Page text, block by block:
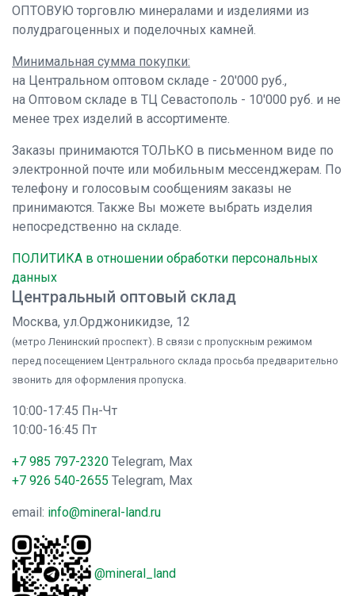
ОПТОВУЮ торговлю минералами и изделиями из
полудрагоценных и поделочных камней.
Минимальная сумма покупки:
на Центральном оптовом складе - 20'000 руб.,
на Оптовом складе в ТЦ Севастополь - 10'000 руб. и не
менее трех изделий в ассортименте.
Заказы принимаются ТОЛЬКО в письменном виде по
электронной почте или мобильным мессенджерам. По
телефону и голосовым сообщениям заказы не
принимаются. Также Вы можете выбрать изделия
непосредственно на складе.
ПОЛИТИКА в отношении обработки персональных
данных
Центральный оптовый склад
Москва, ул.Орджоникидзе, 12
(метро Ленинский проспект). В связи с пропускным режимом
перед посещением Центрального склада просьба предварительно
звонить для оформления пропуска.
10:00-17:45 Пн-Чт
10:00-16:45 Пт
+7 985 797-2320 Telegram, Max
+7 926 540-2655 Telegram, Max
email: info@mineral-land.ru
@mineral_land